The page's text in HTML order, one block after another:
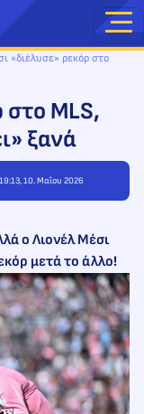
«διέλυσε» ρεκόρ στο
στο MLS,
ξανά
19:13, 10. Μαΐου 2026
ο Λιονέλ Μέσι
μετά το άλλο!